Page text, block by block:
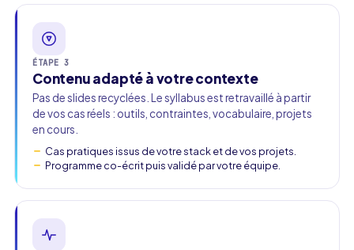
ÉTAPE 3
Contenu adapté à votre contexte
Pas de slides recyclées. Le syllabus est retravaillé à partir
de vos cas réels : outils, contraintes, vocabulaire, projets
en cours.
Cas pratiques issus de votre stack et de vos projets.
Programme co-écrit puis validé par votre équipe.